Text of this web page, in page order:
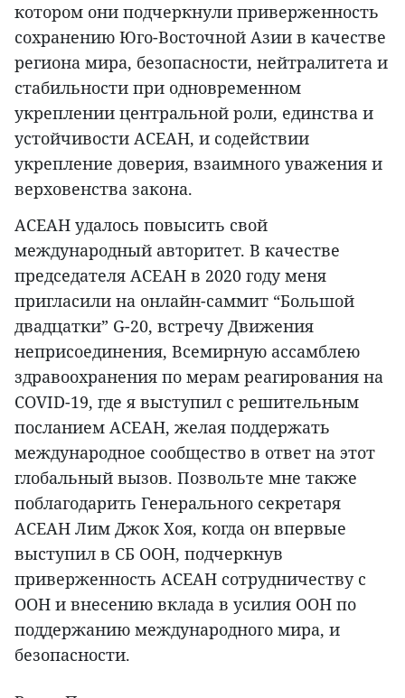
котором они подчеркнули приверженность
сохранению Юго-Восточной Азии в качестве
региона мира, безопасности, нейтралитета и
стабильности при одновременном
укреплении центральной роли, единства и
устойчивости АСЕАН, и содействии
укрепление доверия, взаимного уважения и
верховенства закона.
АСЕАН удалось повысить свой
международный авторитет. В качестве
председателя АСЕАН в 2020 году меня
пригласили на онлайн-саммит “Большой
двадцатки” G-20, встречу Движения
неприсоединения, Всемирную ассамблею
здравоохранения по мерам реагирования на
COVID-19, где я выступил с решительным
посланием АСЕАН, желая поддержать
международное сообщество в ответ на этот
глобальный вызов. Позвольте мне также
поблагодарить Генерального секретаря
АСЕАН Лим Джок Хоя, когда он впервые
выступил в СБ ООН, подчеркнув
приверженность АСЕАН сотрудничеству с
ООН и внесению вклада в усилия ООН по
поддержанию международного мира, и
безопасности.